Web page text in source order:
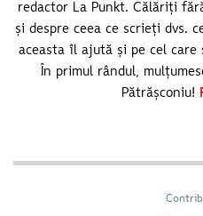
redactor La Punkt. Călăriți
și despre ceea ce scrieți dvs.
aceasta îl ajută și pe cel
În primul rândul,
Pătrășconiu!